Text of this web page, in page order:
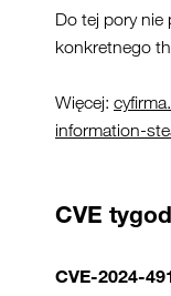
Do tej pory nie
konkretnego
Więcej:
information-
CVE
CVE-2024-